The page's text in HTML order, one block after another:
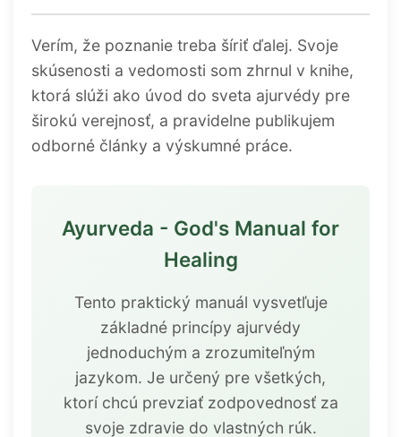
Verím, že poznanie treba šíriť ďalej. Svoje
skúsenosti a vedomosti som zhrnul v knihe,
ktorá slúži ako úvod do sveta ajurvédy pre
širokú verejnosť, a pravidelne publikujem
odborné články a výskumné práce.
Ayurveda - God's Manual for
Healing
Tento praktický manuál vysvetľuje
základné princípy ajurvédy
jednoduchým a zrozumiteľným
jazykom. Je určený pre všetkých,
ktorí chcú prevziať zodpovednosť za
svoje zdravie do vlastných rúk.